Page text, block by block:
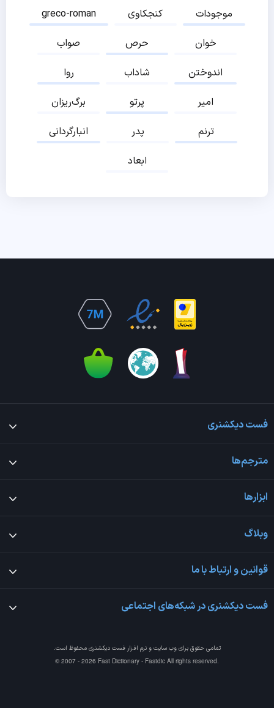
greco-roman
کنجکاوی
موجودات
صواب
حرص
خوان
روا
شاداب
اندوختن
برگ‌ریزان
پرتو
امیر
انبارگردانی
پدر
ترنم
ابعاد
فست دیکشنری
مترجم‌ها
ابزارها
وبلاگ
قوانین و ارتباط با ما
فست دیکشنری در شبکه‌های اجتماعی
تمامی حقوق برای وب سایت و نرم افزارفست دیکشنری محفوظ است.
© 2007 - 2026 Fast Dictionary - Fastdic All rights reserved.